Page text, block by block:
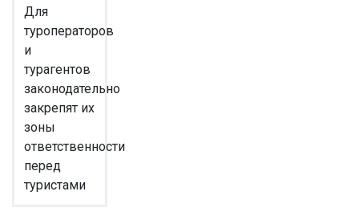
Для
туроператоров
и
турагентов
законодательно
закрепят их
зоны
ответственности
перед
туристами